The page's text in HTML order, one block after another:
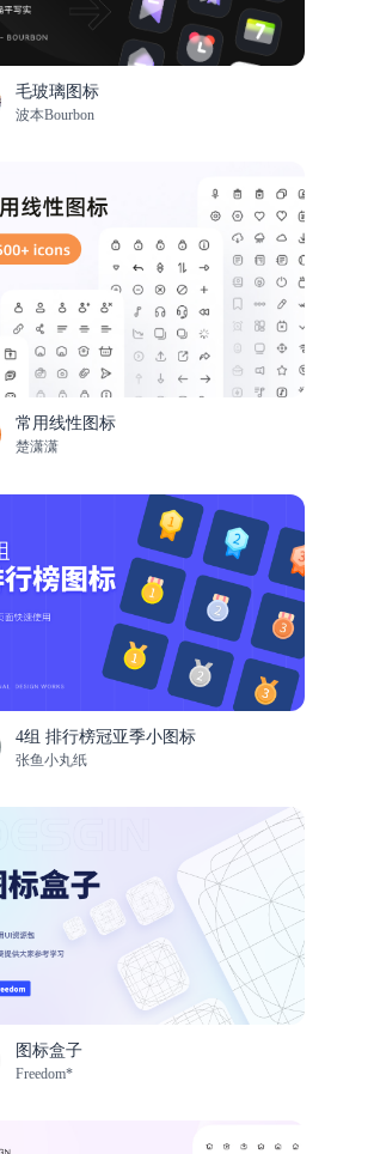
毛玻璃图标
波本Bourbon
常用线性图标
楚潇潇
4组 排行榜冠亚季小图标
张鱼小丸纸
图标盒子
Freedom*